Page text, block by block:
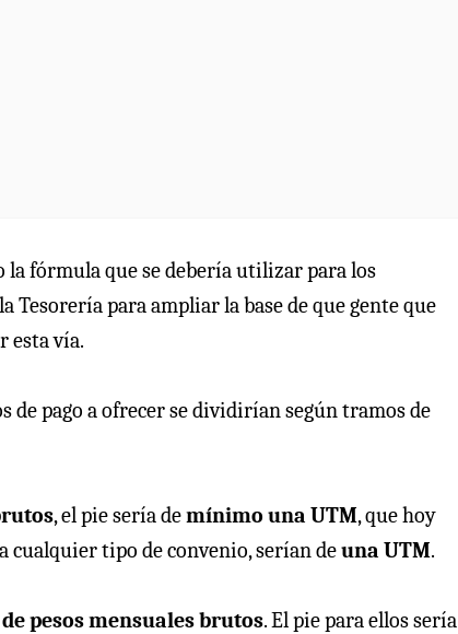
fórmula que se debería utilizar para los
Tesorería para ⁠ampliar la base de que gente que
esta vía.
de pago a ofrecer se dividirían según tramos de
, el pie sería demínimo una UTM, que hoy
cualquier tipo de convenio, serían deuna UTM.
pesos mensuales brutos. El pie para ellos sería